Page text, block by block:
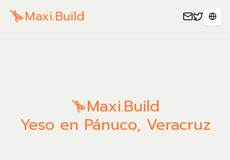
Maxi.Build
Maxi.Build
Yeso en Pánuco, Veracruz